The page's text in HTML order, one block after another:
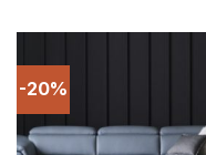
-20%